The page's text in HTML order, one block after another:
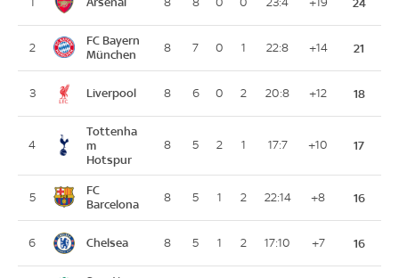
2
FC Bayern
München
8 7 0 1 22:8 +14 21
3 Liverpool 8 6 0 2 20:8 +12 18
4
Tottenha
m
Hotspur
8 5 2 1 17:7 +10 17
5
FC
Barcelona
8 5 1 2 22:14 +8 16
6 Chelsea 8 5 1 2 17:10 +7 16